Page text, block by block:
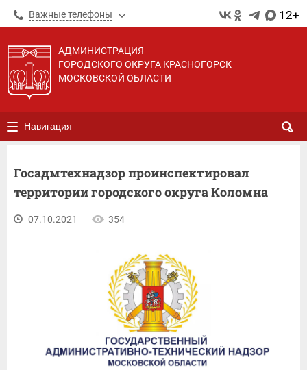
Важные телефоны 12+
АДМИНИСТРАЦИЯ
ГОРОДСКОГО ОКРУГА КРАСНОГОРСК
МОСКОВСКОЙ ОБЛАСТИ
Навигация
Госадмтехнадзор проинспектировал
территории городского округа Коломна
07.10.2021 354